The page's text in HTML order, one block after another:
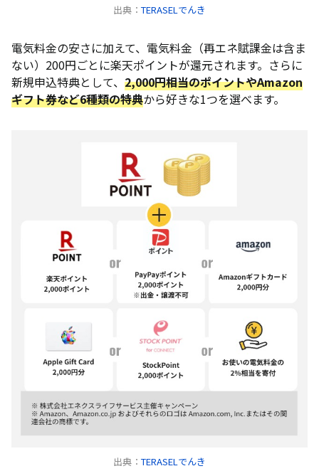
出典： TERASELでんき
電気料金の安さに加えて、電気料金（再エネ賦課金は含ま
ない）200円ごとに楽天ポイントが還元されます。さらに
新規申込特典として、 2,000円相当のポイントやAmazon
ギフト券など6種類の特典から好きな1つを選べます。
出典： TERASELでんき